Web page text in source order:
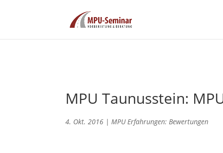
MPU Taunusstein:
4. Okt. 2016 |MPU Erfahrungen: Bewertungen